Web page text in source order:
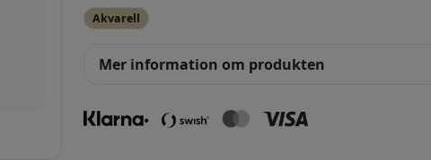
Akvarell
Mer information om produkten